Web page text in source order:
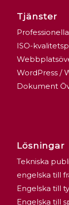
Tjänster
ISO-
WordPress /
Dokument
Lösningar
Tekniska
engelska till
Engelska till
Engelska till